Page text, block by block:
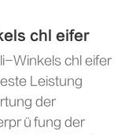
chl eifer
Winkels chl eifer
Leistung
der
der